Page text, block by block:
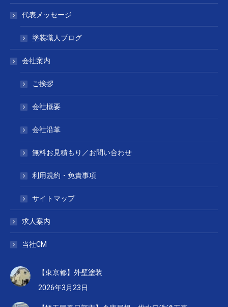
代表メッセージ
塗装職人ブログ
会社案内
ご挨拶
会社概要
会社沿革
無料お見積もり／お問い合わせ
利用規約・免責事項
サイトマップ
求人案内
当社CM
【東京都】外壁塗装
2026年3月23日